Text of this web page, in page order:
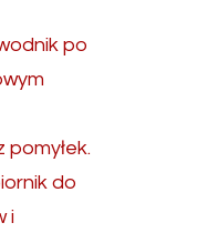
po
do
i